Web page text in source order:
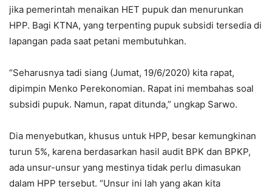
jika pemerintah menaikan HET pupuk dan menurunkan
HPP. Bagi KTNA, yang terpenting pupuk subsidi tersedia di
lapangan pada saat petani membutuhkan.
“Seharusnya tadi siang (Jumat, 19/6/2020) kita rapat,
dipimpin Menko Perekonomian. Rapat ini membahas soal
subsidi pupuk. Namun, rapat ditunda,” ungkap Sarwo.
Dia menyebutkan, khusus untuk HPP, besar kemungkinan
turun 5%, karena berdasarkan hasil audit BPK dan BPKP,
ada unsur-unsur yang mestinya tidak perlu dimasukan
dalam HPP tersebut. “Unsur ini lah yang akan kita